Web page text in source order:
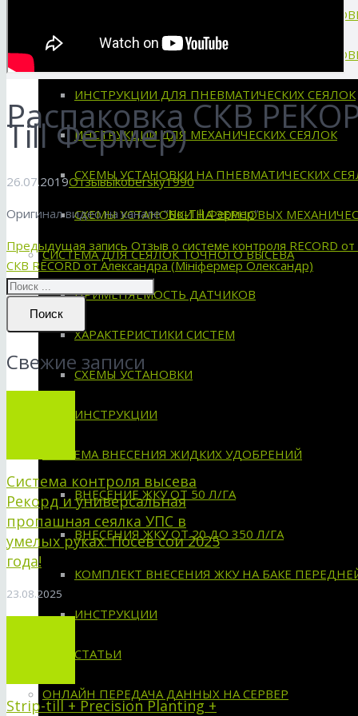
ХАРАКТЕРИСТИКИ СКВ «RECORD» ДЛЯ
ХАРАКТЕРИСТИКИ СКВ «RECORD» ДЛЯ
ИНСТРУКЦИИ ДЛЯ ПНЕВМАТИЧЕСКИХ СЕЯЛОК
ИНСТРУКЦИИ ДЛЯ МЕХАНИЧЕСКИХ СЕЯЛОК
СХЕМЫ УСТАНОВКИ НА ПНЕВМАТИЧЕСКИХ
СХЕМЫ УСТАНОВКИ НА ЗЕРНОВЫХ
СИСТЕМА ДЛЯ СЕЯЛОК ТОЧНОГО ВЫСЕВА
ПРИМЕНЯЕМОСТЬ ДАТЧИКОВ
ХАРАКТЕРИСТИКИ СИСТЕМ
СХЕМЫ УСТАНОВКИ
ИНСТРУКЦИИ
СИСТЕМА ВНЕСЕНИЯ ЖИДКИХ УДОБРЕНИЙ
ВНЕСЕНИЕ ЖКУ ОТ 50 Л/ГА
ВНЕСЕНИЯ ЖКУ ОТ 20 ДО 350 Л/ГА
КОМПЛЕКТ ВНЕСЕНИЯ ЖКУ НА БАКЕ
ИНСТРУКЦИИ
СТАТЬИ
ОНЛАЙН ПЕРЕДАЧА ДАННЫХ НА СЕРВЕР
Распаковка СКВ
Till Фермер)
26.07.2019Отзывыkobersky1990
Оригинал видео на канале “No-Till Фермер“
Предыдущая запись Отзыв о системе контроля RECORD
СКВ RECORD от Александра (Мініфермер Олександр)
Поиск
Свежие записи
Система контроля высева
Рекорд и универсальная
пропашная сеялка УПС в
умелых руках. Посев сои 2025
года!
23.08.2025
Strip-till + Precision Planting +